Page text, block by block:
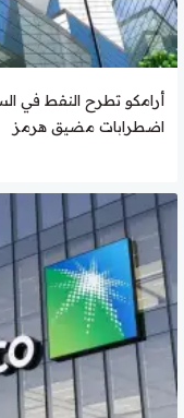
أرامكو تطرح النفط في
اضطرابات مضيق هرمز